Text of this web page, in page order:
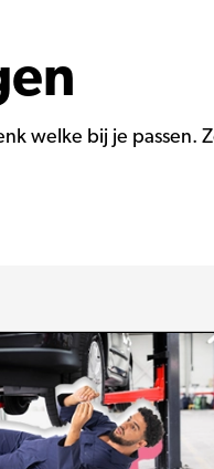
welke bij je passen.